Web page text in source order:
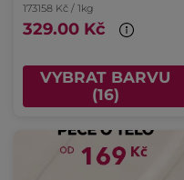
173158 Kč / 1kg
329.00 Kč
VYBRAT BARVU
(16)